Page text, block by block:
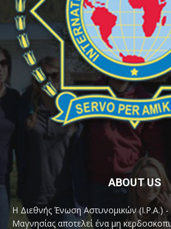
ABOUT US
Η Διεθνής Ένωση Αστυνομικών (I.P.A.) -
Μαγνησίας αποτελεί ένα μη